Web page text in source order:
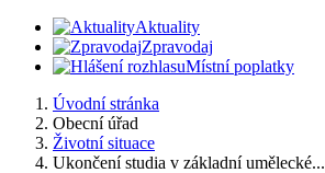
Aktuality
Zpravodaj
Místní poplatky
Úvodní stránka
Obecní úřad
Životní situace
Ukončení studia v základní umělecké...